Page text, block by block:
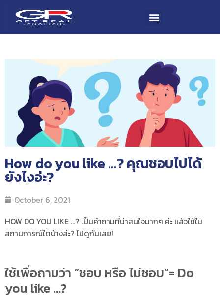
How do you like …? คุณชอบไปได้
ยังไงอ่ะ?
October 6, 2021
HOW DO YOU LIKE …? เป็นคำถามที่น่าสนใจมากๆ ค่ะ แล้วใช้ใน
สถานการณ์ใดบ้างล่ะ? ไปดูกันเลย!
ใช้เพื่อถามว่า “ชอบ หรือ ไม่ชอบ”= Do
you like …?